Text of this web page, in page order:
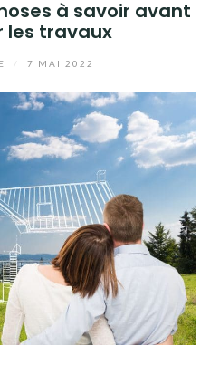
à savoir avant
les travaux
7 MAI 2022